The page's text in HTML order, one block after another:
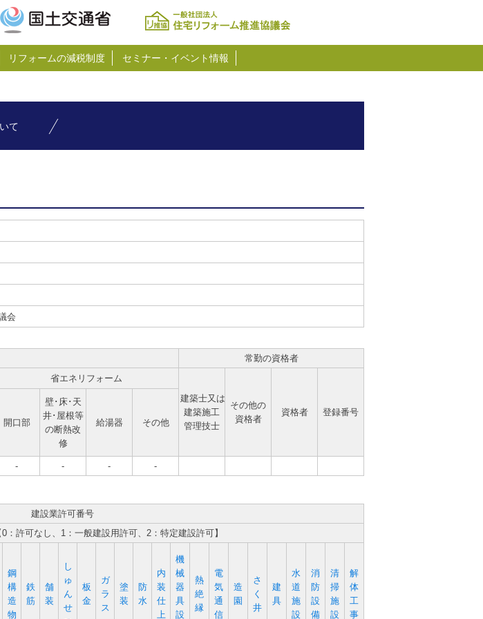
リフォームの減税制度 セミナー・イベント情報
て
会
常勤の資格者
省エネリフォーム
建築士又は
建築施工
管理技士
その他の
資格者
資格者 登録番号
開口部
壁･床･天
井･屋根等
の断熱改
修
給湯器 その他
- - - -
建設業許可番号
：許可なし、1：一般建設用許可、2：特定建設許可】
鋼
構
造
物
鉄
筋
舗
装
し
ゅ
ん
せ
板
金
ガ
ラ
ス
塗
装
防
水
内
装
仕
上
機
械
器
具
設
熱
絶
縁
電
気
通
信
造
園
さ
く
井
建
具
水
道
施
設
消
防
設
備
清
掃
施
設
解
体
工
事